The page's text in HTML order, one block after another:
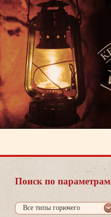
Поиск по параметрам
се типы горючего